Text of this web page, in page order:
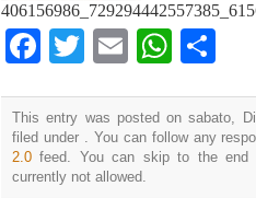
Facebook
TwitterEmail
This entry was posted on sabato,
filed under . You can follow any
2.0 feed. You can skip to the end
currently not allowed.